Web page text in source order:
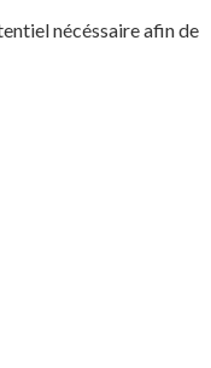
nécéssaire afin de